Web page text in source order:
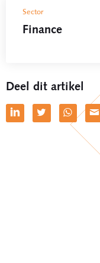
Sector
Finance
Deel dit artikel